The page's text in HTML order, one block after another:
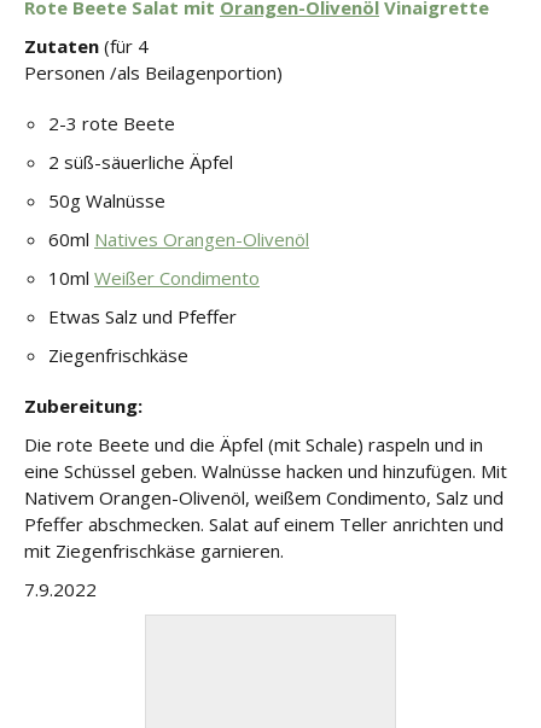
Rote Beete Salat mit Orangen-Olivenöl Vinaigrette
Zutaten (für 4
Personen /als Beilagenportion)
2-3 rote Beete
2 süß-säuerliche Äpfel
50g Walnüsse
60ml Natives Orangen-Olivenöl
10ml Weißer Condimento
Etwas Salz und Pfeffer
Ziegenfrischkäse
Zubereitung:
Die rote Beete und die Äpfel (mit Schale) raspeln und in
eine Schüssel geben. Walnüsse hacken und hinzufügen. Mit
Nativem Orangen-Olivenöl, weißem Condimento, Salz und
Pfeffer abschmecken. Salat auf einem Teller anrichten und
mit Ziegenfrischkäse garnieren.
7.9.2022